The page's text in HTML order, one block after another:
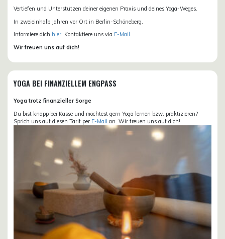
Vertiefen und Unterstützen deiner eigenen Praxis und deines Yoga-Weges.
In zweieinhalb Jahren vor Ort in Berlin-Schöneberg.
Informiere dich hier. Kontaktiere uns via E-Mail.
Wir freuen uns auf dich!
YOGA BEI FINANZIELLEM ENGPASS
Yoga trotz finanzieller Sorge
Du bist knapp bei Kasse und möchtest gern Yoga lernen bzw. praktizieren?
Sprich uns auf diesen Tarif per E-Mail an. Wir freuen uns auf dich!